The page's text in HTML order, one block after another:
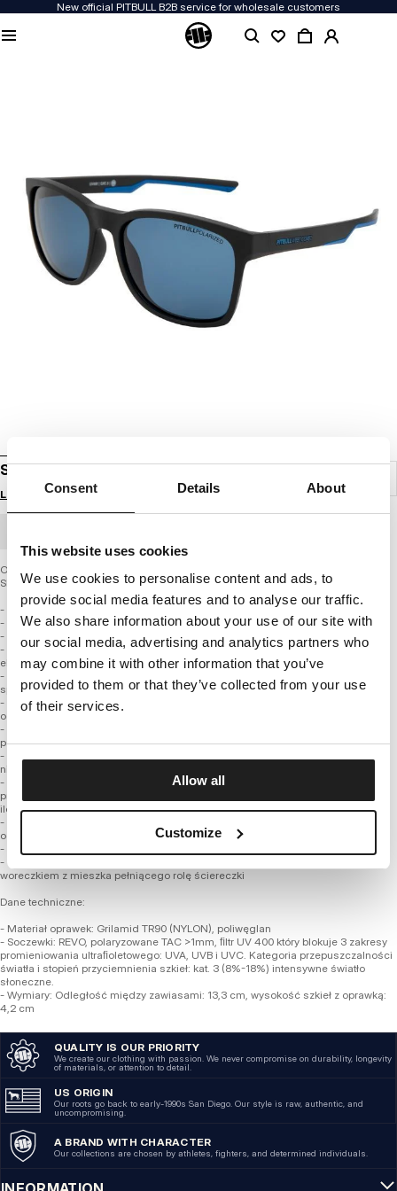
Consent Details About
This website uses cookies
We use cookies to personalise content and ads, to
provide social media features and to analyse our traffic.
We also share information about your use of our site with
our social media, advertising and analytics partners who
may combine it with other information that you’ve
provided to them or that they’ve collected from your use
of their services.
Allow all
Customize
New official PITBULL B2B service for wholesale customers
SUNGLASSES SEASTAR
Login to see B2B prices
Okulary przeciwsłoneczne z najnowszej kolekcji PIT BULL WEST COAST –
SEASTAR
- Uniwersalny codzienny fason
- Czarne grube oprawki
- Jednolite niebieskie szkła
- Wykonane z najwyższej jakości materiału który jest wytrzymały na uderzenia,
elastyczny oraz ma właściwości antyalergiczne
- Soczewki polaryzowane TAC o grubości ponad 1mm dodatkowo chronione
specjalną warstwą tworzywa odpornego na ścieranie i pękanie
- Zapewniają 100% ochronę przed promieniowaniem UV oraz eliminują 99%
odblasków świetlnych
- Szkła zastosowane w okularach mają idealną przejrzystość oraz zapewniają
pełny komfort widzenia
- Dzięki warstwom ochronnym szkła zachowują stabilność, nie kurczą się oraz
nie ulegają rozwarstwieniu.
- Specjalna powłoka REVO o wielowarstwowej strukturze, która chroni wzrok
przed skutkami oddziaływania promieniowania ultrafioletowego oraz ogranicza
ilość ciepła dopływającą do naszych oczu
- Okulary z powłoką REVO gwarantują wysoki kontrast, jak również precyzyjne
odwzorowanie wszystkich barw.
- Napis 3D na zausznikach oraz na lewej soczewce
- Okulary są w komplecie z twardym stylowym etui zapinanym na zamek oraz
woreczkiem z mieszka pełniącego rolę ściereczki
Dane techniczne:
- Materiał oprawek: Grilamid TR90 (NYLON), poliwęglan
- Soczewki: REVO, polaryzowane TAC >1mm, ﬁltr UV 400 który blokuje 3 zakresy
promieniowania ultraﬁoletowego: UVA, UVB i UVC. Kategoria przepuszczalności
światła i stopień przyciemnienia szkieł: kat. 3 (8%-18%) intensywne światło
słoneczne.
- Wymiary: Odległość między zawiasami: 13,3 cm, wysokość szkieł z oprawką:
4,2 cm
QUALITY IS OUR PRIORITY
We create our clothing with passion. We never compromise on durability, longevity
of materials, or attention to detail.
US ORIGIN
Our roots go back to early-1990s San Diego. Our style is raw, authentic, and
uncompromising.
A BRAND WITH CHARACTER
Our collections are chosen by athletes, fighters, and determined individuals.